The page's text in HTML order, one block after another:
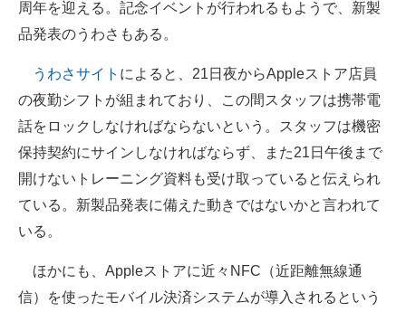
スマホと通信の最新トレンド
ビジネスと働き方のヒント
AI活用のいまが分かる
企業ITのトレンドを詳説
経営リーダーのコミュニティ
マーケ×ITの今がよく分かる
周年を迎える。記念イベントが行われるもようで、新製
品発表のうわさもある。
うわさサイト によると、21日夜からAppleストア店員
の夜勤シフトが組まれており、この間スタッフは携帯電
話をロックしなければならないという。スタッフは機密
保持契約にサインしなければならず、また21日午後まで
開けないトレーニング資料も受け取っていると伝えられ
ている。新製品発表に備えた動きではないかと言われて
いる。
ほかにも、Appleストアに近々NFC（近距離無線通
信）を使ったモバイル決済システムが導入されるという